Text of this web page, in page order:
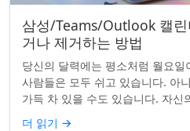
삼성/Teams/Outlook 캘
거나 제거하는 방법
당신의 달력에는 평소처럼 월요
사람들은 모두 쉬고 있습니다. 아
가득 차 있을 수도 있습니다. 자신
원하지 않는 공휴일을 정리하려는...
더 읽기 →